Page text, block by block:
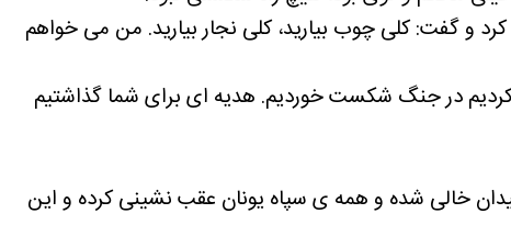
کرد و گفت: کلی چوب بیارید، کلی نجار بیارید. من می خواهم
در جنگ شکست خوردیم. هدیه ای برای شما گذاشتیم
میدان خالی شده و همه ی سپاه یونان عقب نشینی کرده و این